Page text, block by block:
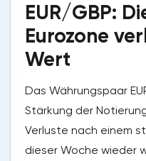
EUR/GBP:
Eurozone
Wert
Das Währungspaar
Stärkung der
Verluste nach einem
dieser Woche wieder